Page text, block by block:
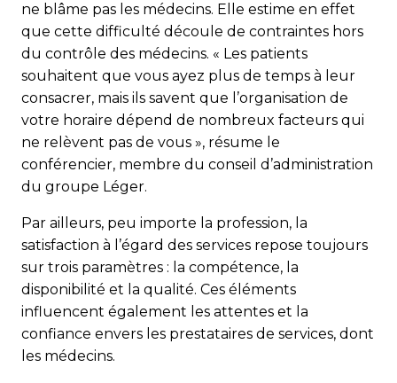
ne blâme pas les médecins. Elle estime en effet
que cette difficulté découle de contraintes hors
du contrôle des médecins. « Les patients
souhaitent que vous ayez plus de temps à leur
consacrer, mais ils savent que l’organisation de
votre horaire dépend de nombreux facteurs qui
ne relèvent pas de vous », résume le
conférencier, membre du conseil d’administration
du groupe Léger.
Par ailleurs, peu importe la profession, la
satisfaction à l’égard des services repose toujours
sur trois paramètres : la compétence, la
disponibilité et la qualité. Ces éléments
influencent également les attentes et la
confiance envers les prestataires de services, dont
les médecins.